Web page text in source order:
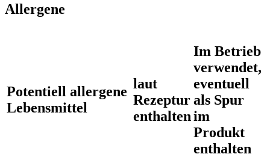
Allergene
Potentiell allergene
Lebensmittel
laut
Rezeptur
enthalten
Im Betrieb
verwendet,
eventuell
als Spur
im
Produkt
enthalten